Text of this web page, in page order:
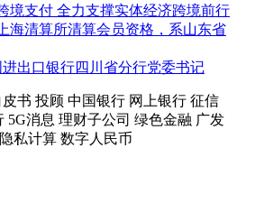
境支付 全力支撑实体经济跨境前行
海清算所清算会员资格，系山东省
出口银行四川省分行党委书记
皮书 投顾 中国银行 网上银行 征信
5G消息 理财子公司 绿色金融 广发
隐私计算 数字人民币